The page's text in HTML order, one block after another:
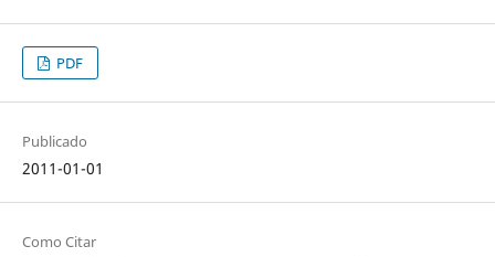
PDF
Publicado
2011-01-01
Como Citar